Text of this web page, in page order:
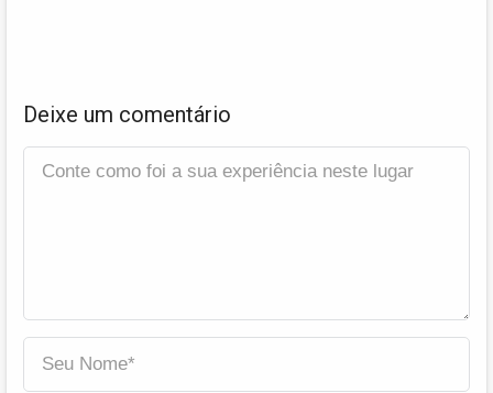
Deixe um comentário